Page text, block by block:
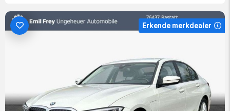
Erkende merkdealer